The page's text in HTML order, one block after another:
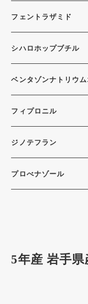
フェントラザミド
シハロホップブチル
ベンタゾンナトリウ
フィプロニル
ジノテフラン
プロべナゾール
5年産 岩手